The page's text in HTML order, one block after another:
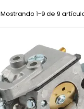
Mostrando 1-9 de 9